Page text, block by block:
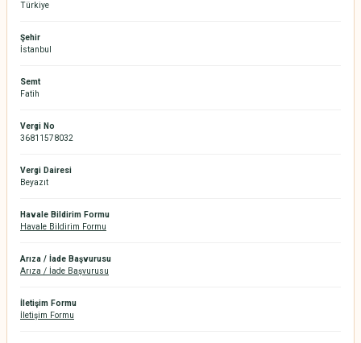
Türkiye
Şehir
İstanbul
Semt
Fatih
Vergi No
36811578032
Vergi Dairesi
Beyazıt
Havale Bildirim Formu
Havale Bildirim Formu
Arıza / İade Başvurusu
Arıza / İade Başvurusu
İletişim Formu
İletişim Formu